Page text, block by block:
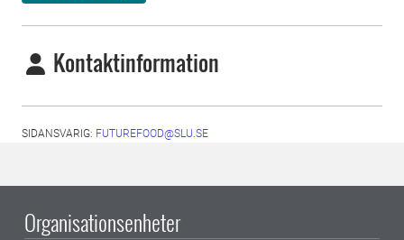
Kontaktinformation
SIDANSVARIG: FUTUREFOOD@SLU.SE
Organisationsenheter